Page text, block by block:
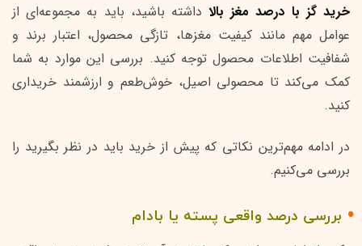
خرید گز با درصد مغز بالاداشته باشید، باید به مجموعه‌ای از
عوامل مهم مانند کیفیت مغزها، تازگی محصول، اعتبار برند و
شفافیت اطلاعات محصول توجه کنید. بررسی این موارد به شما
کمک می‌کند تا محصولی اصیل، خوش‌طعم و ارزشمند خریداری
کنید.
در ادامه مهم‌ترین نکاتی که پیش از خرید باید در نظر بگیرید را
بررسی می‌کنیم.
بررسی درصد واقعی پسته یا بادام